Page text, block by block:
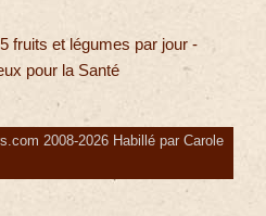
fruits et légumes par jour -
pour la Santé
2008-2026 Habillé par Carole